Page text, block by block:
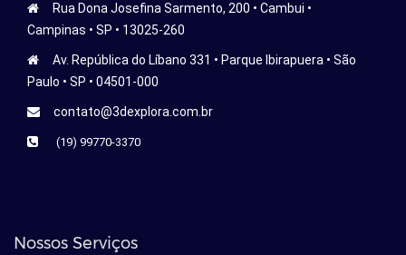
Rua Dona Josefina Sarmento, 200 • Cambui •
Campinas • SP • 13025-260
Av. República do Líbano 331 • Parque Ibirapuera • São
Paulo • SP • 04501-000
contato@3dexplora.com.br
(19) 99770-3370
Nossos Serviços